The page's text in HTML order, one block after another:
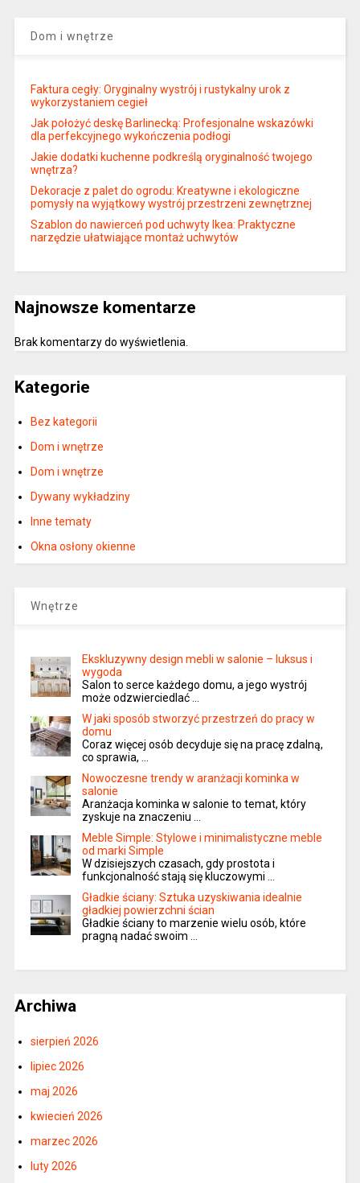
Dom i wnętrze
Faktura cegły: Oryginalny wystrój i rustykalny urok z
wykorzystaniem cegieł
Jak położyć deskę Barlinecką: Profesjonalne wskazówki
dla perfekcyjnego wykończenia podłogi
Jakie dodatki kuchenne podkreślą oryginalność twojego
wnętrza?
Dekoracje z palet do ogrodu: Kreatywne i ekologiczne
pomysły na wyjątkowy wystrój przestrzeni zewnętrznej
Szablon do nawierceń pod uchwyty Ikea: Praktyczne
narzędzie ułatwiające montaż uchwytów
Najnowsze komentarze
Brak komentarzy do wyświetlenia.
Kategorie
Bez kategorii
Dom i wnętrze
Dom i wnętrze
Dywany wykładziny
Inne tematy
Okna osłony okienne
Wnętrze
Ekskluzywny design mebli w salonie – luksus i
wygoda
Salon to serce każdego domu, a jego wystrój
może odzwierciedlać …
W jaki sposób stworzyć przestrzeń do pracy w
domu
Coraz więcej osób decyduje się na pracę zdalną,
co sprawia, …
Nowoczesne trendy w aranżacji kominka w
salonie
Aranżacja kominka w salonie to temat, który
zyskuje na znaczeniu …
Meble Simple: Stylowe i minimalistyczne meble
od marki Simple
W dzisiejszych czasach, gdy prostota i
funkcjonalność stają się kluczowymi …
Gładkie ściany: Sztuka uzyskiwania idealnie
gładkiej powierzchni ścian
Gładkie ściany to marzenie wielu osób, które
pragną nadać swoim …
Archiwa
sierpień 2026
lipiec 2026
maj 2026
kwiecień 2026
marzec 2026
luty 2026